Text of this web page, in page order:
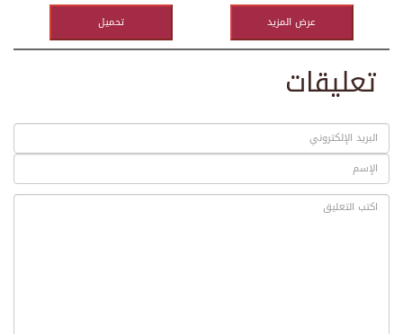
تحميل عرض المزيد
تعليقات